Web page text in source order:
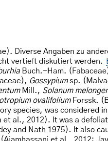
Diverse Angaben zu
vertieft diskutiert werden.
Buch.-Ham.
Gossypiumsp.
Mill., Solanum
ovalifoliumForssk.
species, was considered
al., 2012). It was a
and Nath 1975). It also
et al., 2012;